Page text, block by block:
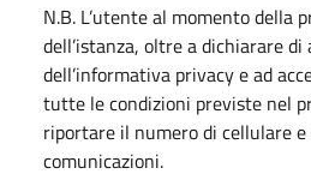
N.B. L’utente al momento della
dell’istanza, oltre a dichiarare
dell’informativa privacy e ad
tutte le condizioni previste nel
riportare il numero di cellulare
comunicazioni.